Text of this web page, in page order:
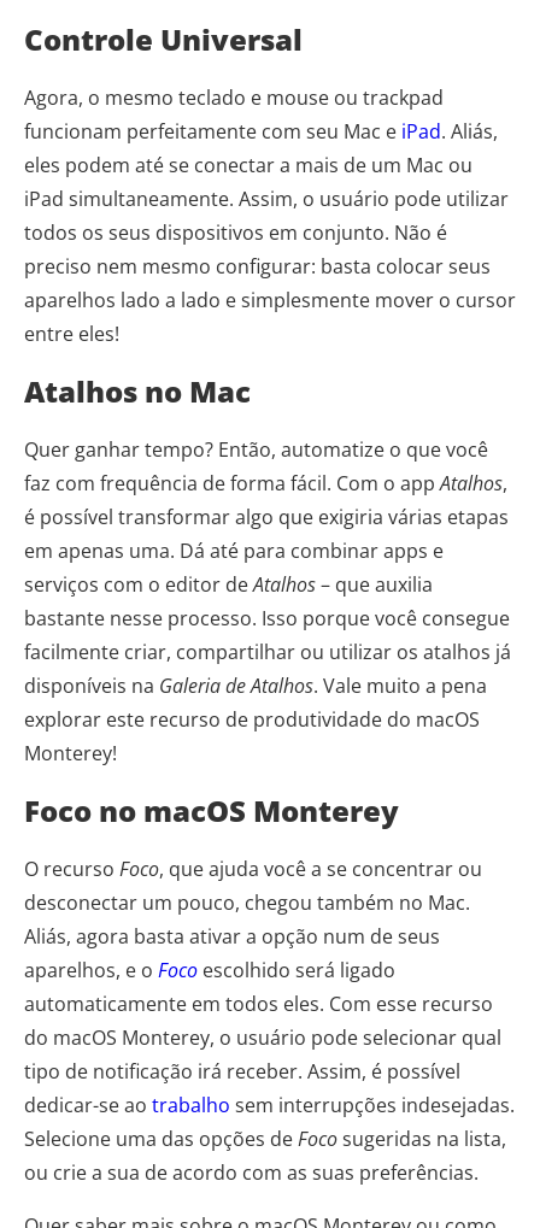
Controle Universal
Agora, o mesmo teclado e mouse ou trackpad
funcionam perfeitamente com seu Mac e iPad. Aliás,
eles podem até se conectar a mais de um Mac ou
iPad simultaneamente. Assim, o usuário pode utilizar
todos os seus dispositivos em conjunto. Não é
preciso nem mesmo configurar: basta colocar seus
aparelhos lado a lado e simplesmente mover o cursor
entre eles!
Atalhos no Mac
Quer ganhar tempo? Então, automatize o que você
faz com frequência de forma fácil. Com o appAtalhos,
é possível transformar algo que exigiria várias etapas
em apenas uma. Dá até para combinar apps e
serviços com o editor deAtalhos– que auxilia
bastante nesse processo. Isso porque você consegue
facilmente criar, compartilhar ou utilizar os atalhos já
disponíveis na Galeria de Atalhos. Vale muito a pena
explorar este recurso de produtividade do macOS
Monterey!
Foco no macOS Monterey
O recurso Foco, que ajuda você a se concentrar ou
desconectar um pouco, chegou também no Mac.
Aliás, agora basta ativar a opção num de seus
aparelhos, e o Foco escolhido será ligado
automaticamente em todos eles. Com esse recurso
do macOS Monterey, o usuário pode selecionar qual
tipo de notificação irá receber. Assim, é possível
dedicar-se ao trabalho sem interrupções indesejadas.
Selecione uma das opções deFocosugeridas na lista,
ou crie a sua de acordo com as suas preferências.